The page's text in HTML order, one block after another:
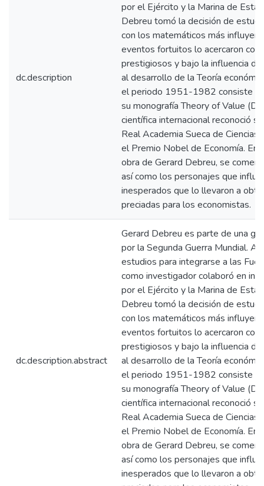
dc.description
por el Ejército y la Marina de
Debreu tomó la decisión de
con los matemáticos más
eventos fortuitos lo acercaron con
prestigiosos y bajo la influencia
al desarrollo de la Teoría
el periodo 1951-1982 consiste
su monografía Theory of Value
científica internacional reconoció
Real Academia Sueca de
el Premio Nobel de Economía.
obra de Gerard Debreu, se
así como los personajes que
inesperados que lo llevaron a
preciadas para los economistas.
dc.description.abstract
Gerard Debreu es parte de una
por la Segunda Guerra Mundial.
estudios para integrarse a las
como investigador colaboró en
por el Ejército y la Marina de
Debreu tomó la decisión de
con los matemáticos más
eventos fortuitos lo acercaron con
prestigiosos y bajo la influencia
al desarrollo de la Teoría
el periodo 1951-1982 consiste
su monografía Theory of Value
científica internacional reconoció
Real Academia Sueca de
el Premio Nobel de Economía.
obra de Gerard Debreu, se
así como los personajes que
inesperados que lo llevaron a